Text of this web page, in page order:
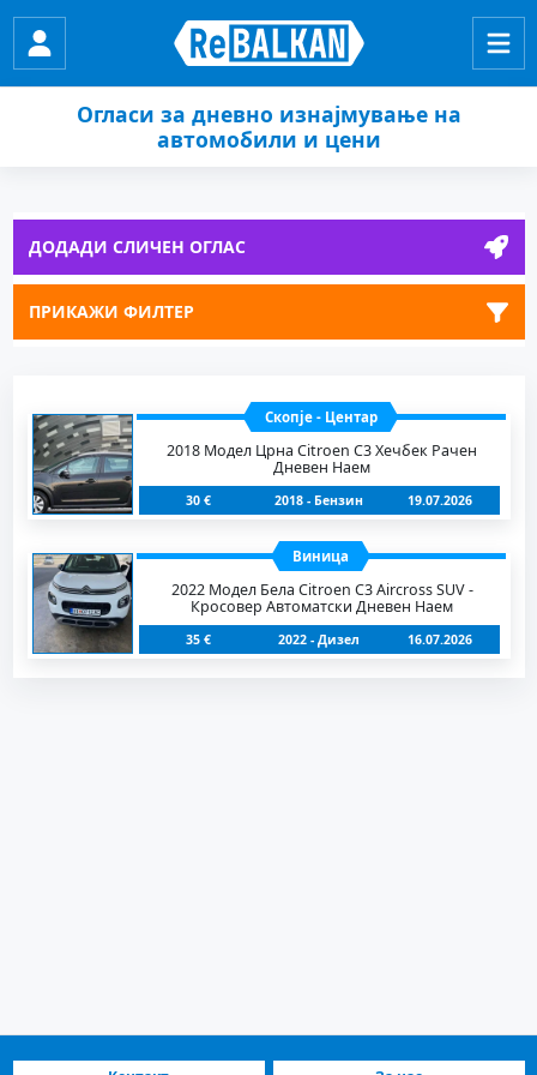
Огласи за дневно изнајмување на
автомобили и цени
ДОДАДИ СЛИЧЕН ОГЛАС
ПРИКАЖИ ФИЛТЕР
Скопје - Центар
2018 Модел Црна Citroen C3 Хечбек Рачен
Дневен Наем
30 € 2018 - Бензин 19.07.2026
Виница
2022 Модел Бела Citroen C3 Aircross SUV -
Кросовер Автоматски Дневен Наем
35 € 2022 - Дизел 16.07.2026